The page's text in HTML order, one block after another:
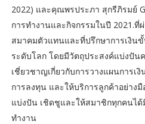
2022) และคุณพรประภา สุกรีภิรมย์
การทำงานและกิจกรรมในปี 2021.ที่
สมาคมตัวแทนและที่ปรึกษาการเงิน
ระดับโลก โดยมีวัตถุประสงค์แบ่งปัน
เชี่ยวชาญเกี่ยวกับการวางแผนการเ
การลงทุน และให้บริการลูกค้าอย่าง
แบ่งปัน เชิดชูและให้สมาชิกทุกคนไ
ทำงาน